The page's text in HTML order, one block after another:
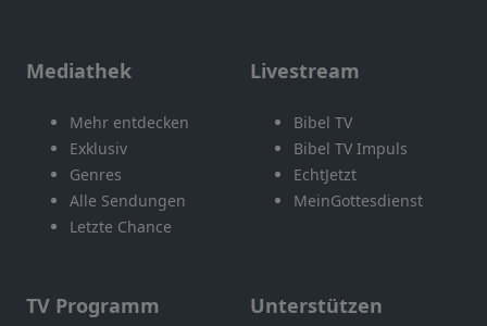
Mediathek
Mehr entdecken
Exklusiv
Genres
Alle Sendungen
Letzte Chance
Livestream
Bibel TV
Bibel TV Impuls
EchtJetzt
MeinGottesdienst
TV Programm Unterstützen